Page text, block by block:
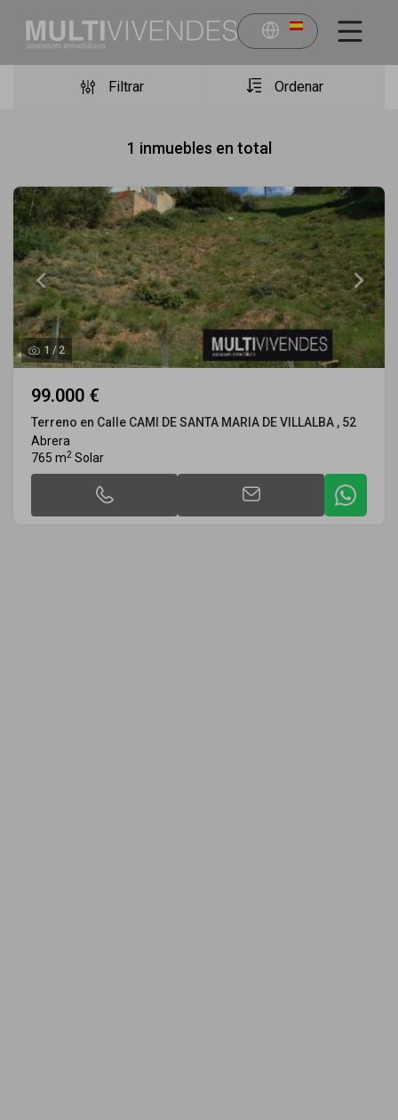
Filtrar Ordenar
1 inmuebles en total
1 / 2
99.000 €
Terreno en Calle CAMI DE SANTA MARIA DE VILLALBA , 52
Abrera
765 m2 Solar